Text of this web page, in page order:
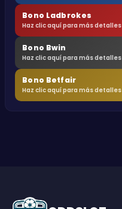
Bono Ladbrokes
Haz clic aquí para más detalles
Bono Bwin
Haz clic aquí para más detalles
Bono Betfair
Haz clic aquí para más detalles